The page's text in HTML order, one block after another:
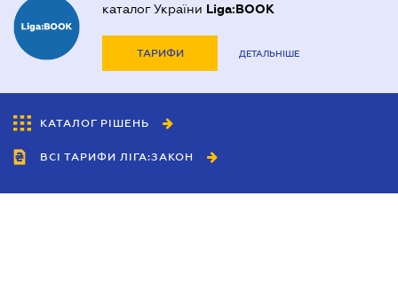
каталог України Liga:BOOK
ТАРИФИ ДЕТАЛЬНІШЕ
КАТАЛОГ РІШЕНЬ
ВСІ ТАРИФИ ЛІГА:ЗАКОН